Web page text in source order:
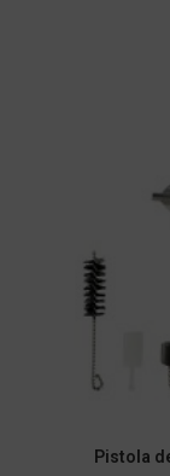
Pistola